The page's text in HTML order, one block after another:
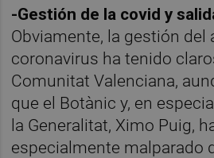
-Gestión de la covid y
Obviamente, la gestión del
coronavirus ha tenido
Comunitat Valenciana,
que el Botànic y, en
la Generalitat, Ximo Puig,
especialmente malparado